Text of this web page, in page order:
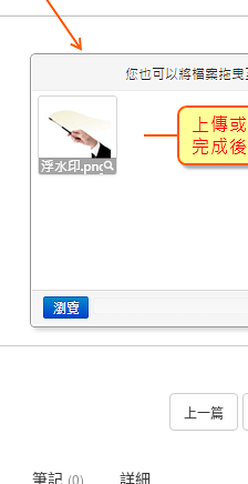
上一篇
筆記 (0) 詳細